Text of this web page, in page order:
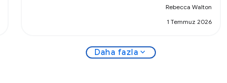
Rebecca Walton
1 Temmuz 2026
Daha fazla expand_more